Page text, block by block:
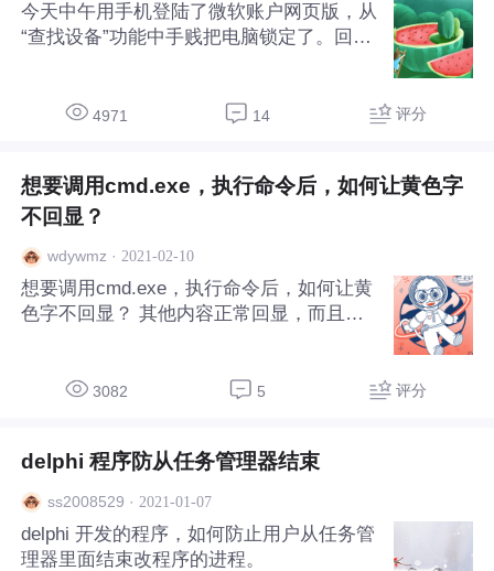
今天中午用手机登陆了微软账户网页版，从
“查找设备”功能中手贱把电脑锁定了。回来
面只显示了两个账户，均无法进入。1，安
清除了，还是无法解决。 微软官方说涉及
帐户权限，他们没有权限。 注：系统为win
4971 14 评分
想要调用cmd.exe，执行命令后，如何让黄色字
不回显？
wdywmz · 2021-02-10
想要调用cmd.exe，执行命令后，如何让黄
色字不回显？ 其他内容正常回显，而且不
道我运行了什么命令，因为这些命令是我花
口，让窗口来执行。 或者你有更好的办法
也行。谢谢。
3082 5 评分
delphi 程序防从任务管理器结束
ss2008529 · 2021-01-07
delphi 开发的程序，如何防止用户从任务管
理器里面结束改程序的进程。